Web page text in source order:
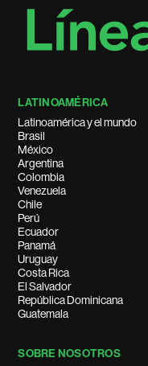
LATINOAMÉRICA
Latinoamérica y el mundo
Brasil
México
Argentina
Colombia
Venezuela
Chile
Perú
Ecuador
Panamá
Uruguay
Costa Rica
El Salvador
República Dominicana
Guatemala
SOBRE NOSOTROS